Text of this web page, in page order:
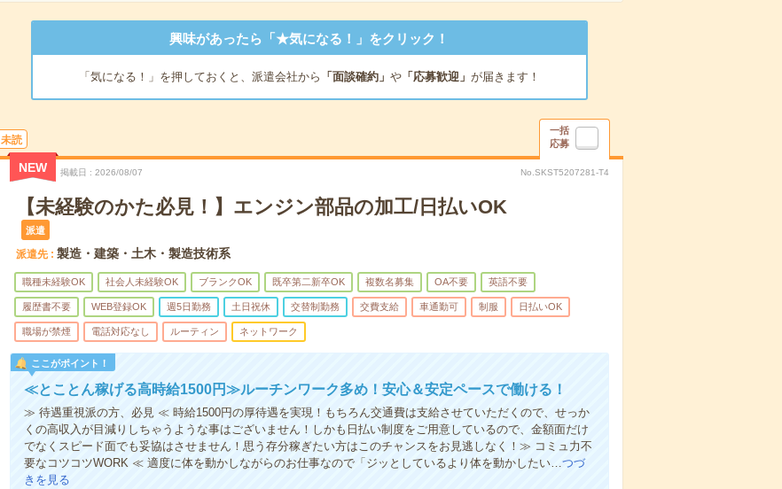
興味があったら「★気になる！」をクリック！
「気になる！」を押しておくと、派遣会社から 「面談確約」 や「応募歓迎」 が届きます！
未読
一括
応募
NEW 掲載日 2026/08/07 No.SKST5207281-T4
【未経験のかた必見！】エンジン部品の加工/日払いOK
派遣
派遣先 製造・建築・土木・製造技術系
職種未経験OK 社会人未経験OK ブランクOK 既卒第二新卒OK 複数名募集 OA不要 英語不要
履歴書不要 WEB登録OK 週5日勤務 土日祝休 交替制勤務 交費支給 車通勤可 制服 日払いOK
職場が禁煙 電話対応なし ルーティン ネットワーク
ここがポイント！
≪とことん稼げる高時給1500円≫ルーチンワーク多め！安心＆安定ペースで働ける！
≫ 待遇重視派の方、必見 ≪ 時給1500円の厚待遇を実現！もちろん交通費は支給させていただくので、せっか
くの高収入が目減りしちゃうような事はございません！しかも日払い制度をご用意しているので、金額面だけ
でなくスピード面でも妥協はさせません！思う存分稼ぎたい方はこのチャンスをお見逃しなく！≫ コミュ力不
要なコツコツWORK ≪ 適度に体を動かしながらのお仕事なので「ジッとしているより体を動かしたい… つづ
きを見る